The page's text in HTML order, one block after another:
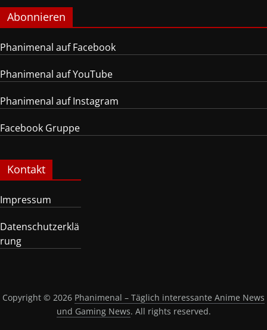
Abonnieren
Phanimenal auf Facebook
Phanimenal auf YouTube
Phanimenal auf Instagram
Facebook Gruppe
Kontakt
Impressum
Datenschutzerklä
rung
Copyright © 2026 Phanimenal – Täglich interessante Anime News
und Gaming News. All rights reserved.